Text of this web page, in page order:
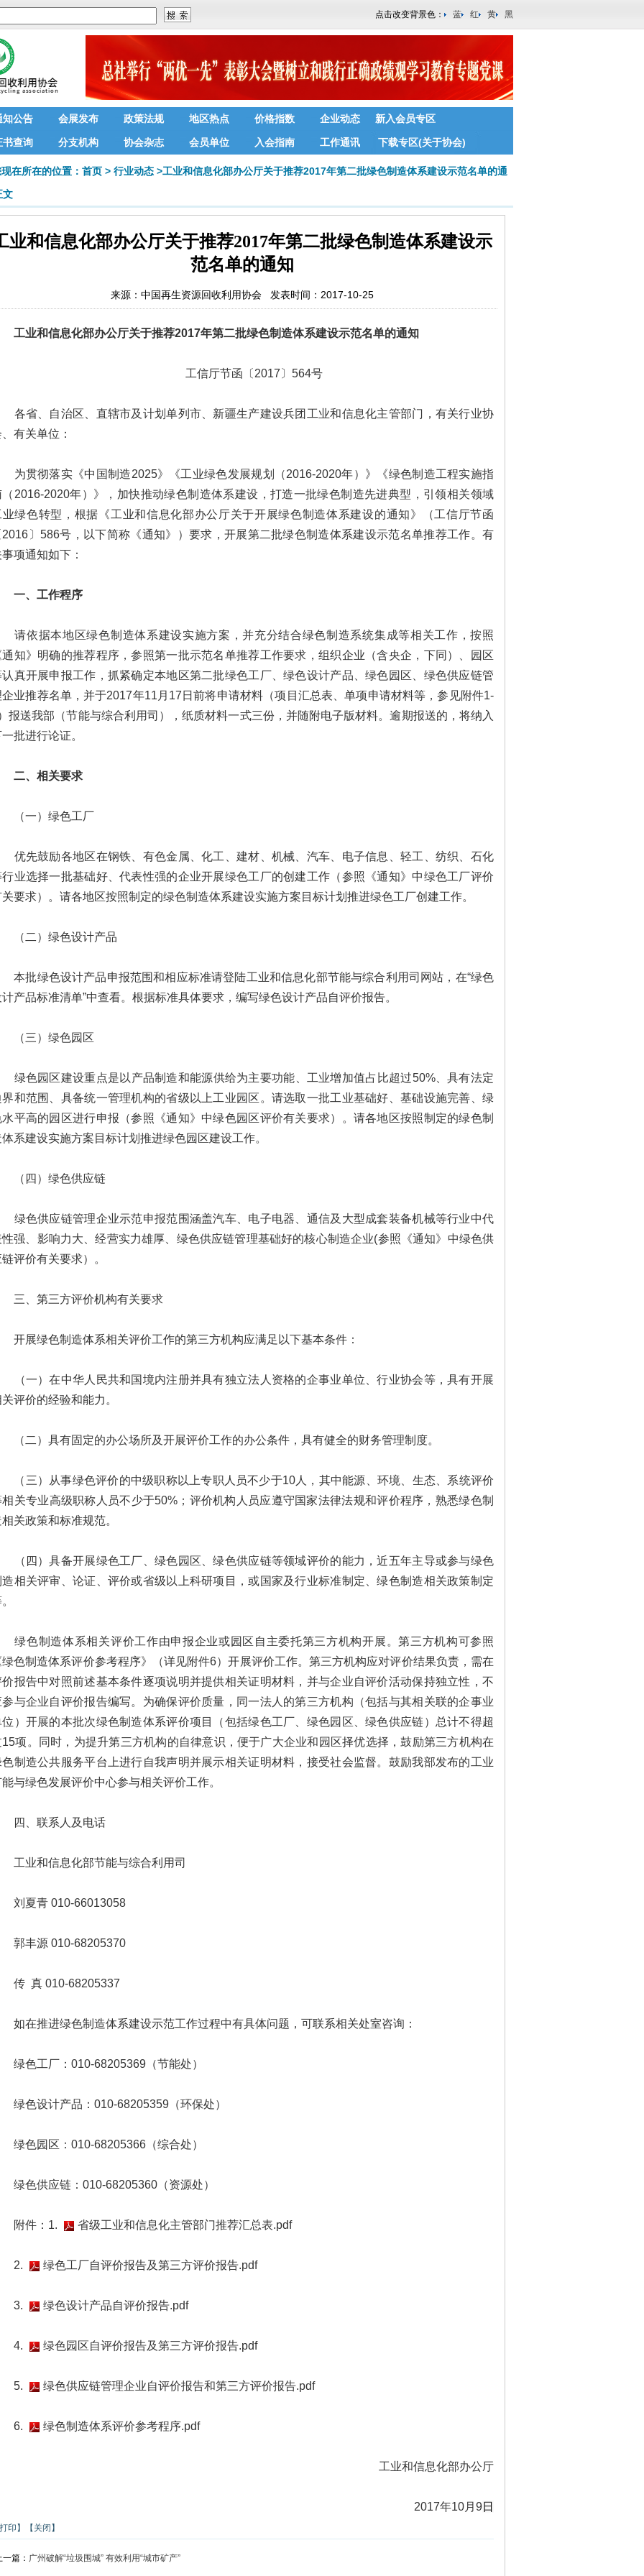
点击改变背景色： 蓝 红 黄 黑
知公告 会展发布 政策法规 地区热点 价格指数 企业动态 新入会员专区
书查询 分支机构 协会杂志 会员单位 入会指南 工作通讯 下载专区(关于协会)
在所在的位置： 首页 > 行业动态 >工业和信息化部办公厅关于推荐2017年第二批绿色制造体系建设示范名单的通
业和信息化部办公厅关于推荐2017年第二批绿色制造体系建设示
范名单的通知
来源： 中国再生资源回收利用协会 发表时间：2017-10-25
工业和信息化部办公厅关于推荐2017年第二批绿色制造体系建设示范名单的通知
工信厅节函〔2017〕564号
省、自治区、直辖市及计划单列市、新疆生产建设兵团工业和信息化主管部门，有关行业协
有关单位：
贯彻落实《中国制造2025》《工业绿色发展规划（2016-2020年）》《绿色制造工程实施指
（2016-2020年）》，加快推动绿色制造体系建设，打造一批绿色制造先进典型，引领相关领域
业绿色转型，根据《工业和信息化部办公厅关于开展绿色制造体系建设的通知》（工信厅节函
2016〕586号，以下简称《通知》）要求，开展第二批绿色制造体系建设示范名单推荐工作。有
项通知如下：
、工作程序
依据本地区绿色制造体系建设实施方案，并充分结合绿色制造系统集成等相关工作，按照
通知》明确的推荐程序，参照第一批示范名单推荐工作要求，组织企业（含央企，下同）、园区
认真开展申报工作，抓紧确定本地区第二批绿色工厂、绿色设计产品、绿色园区、绿色供应链管
企业推荐名单，并于2017年11月17日前将申请材料（项目汇总表、单项申请材料等，参见附件1-
报送我部（节能与综合利用司），纸质材料一式三份，并随附电子版材料。逾期报送的，将纳入
批进行论证。
、相关要求
一）绿色工厂
先鼓励各地区在钢铁、有色金属、化工、建材、机械、汽车、电子信息、轻工、纺织、石化
行业选择一批基础好、代表性强的企业开展绿色工厂的创建工作（参照《通知》中绿色工厂评价
关要求）。请各地区按照制定的绿色制造体系建设实施方案目标计划推进绿色工厂创建工作。
二）绿色设计产品
批绿色设计产品申报范围和相应标准请登陆工业和信息化部节能与综合利用司网站，在“绿色
产品标准清单”中查看。根据标准具体要求，编写绿色设计产品自评价报告。
三）绿色园区
色园区建设重点是以产品制造和能源供给为主要功能、工业增加值占比超过50%、具有法定
界和范围、具备统一管理机构的省级以上工业园区。请选取一批工业基础好、基础设施完善、绿
水平高的园区进行申报（参照《通知》中绿色园区评价有关要求）。请各地区按照制定的绿色制
系建设实施方案目标计划推进绿色园区建设工作。
四）绿色供应链
色供应链管理企业示范申报范围涵盖汽车、电子电器、通信及大型成套装备机械等行业中代
性强、影响力大、经营实力雄厚、绿色供应链管理基础好的核心制造企业(参照《通知》中绿色供
评价有关要求）。
、第三方评价机构有关要求
展绿色制造体系相关评价工作的第三方机构应满足以下基本条件：
一）在中华人民共和国境内注册并具有独立法人资格的企事业单位、行业协会等，具有开展
评价的经验和能力。
二）具有固定的办公场所及开展评价工作的办公条件，具有健全的财务管理制度。
三）从事绿色评价的中级职称以上专职人员不少于10人，其中能源、环境、生态、系统评价
相关专业高级职称人员不少于50%；评价机构人员应遵守国家法律法规和评价程序，熟悉绿色制
关政策和标准规范。
四）具备开展绿色工厂、绿色园区、绿色供应链等领域评价的能力，近五年主导或参与绿色
造相关评审、论证、评价或省级以上科研项目，或国家及行业标准制定、绿色制造相关政策制定
色制造体系相关评价工作由申报企业或园区自主委托第三方机构开展。第三方机构可参照
绿色制造体系评价参考程序》（详见附件6）开展评价工作。第三方机构应对评价结果负责，需在
价报告中对照前述基本条件逐项说明并提供相关证明材料，并与企业自评价活动保持独立性，不
参与企业自评价报告编写。为确保评价质量，同一法人的第三方机构（包括与其相关联的企事业
位）开展的本批次绿色制造体系评价项目（包括绿色工厂、绿色园区、绿色供应链）总计不得超
15项。同时，为提升第三方机构的自律意识，便于广大企业和园区择优选择，鼓励第三方机构在
色制造公共服务平台上进行自我声明并展示相关证明材料，接受社会监督。鼓励我部发布的工业
与绿色发展评价中心参与相关评价工作。
、联系人及电话
业和信息化部节能与综合利用司
夏青 010-66013058
丰源 010-68205370
真 010-68205337
在推进绿色制造体系建设示范工作过程中有具体问题，可联系相关处室咨询：
色工厂：010-68205369（节能处）
色设计产品：010-68205359（环保处）
色园区：010-68205366（综合处）
色供应链：010-68205360（资源处）
件：1. 省级工业和信息化主管部门推荐汇总表.pdf
绿色工厂自评价报告及第三方评价报告.pdf
绿色设计产品自评价报告.pdf
绿色园区自评价报告及第三方评价报告.pdf
绿色供应链管理企业自评价报告和第三方评价报告.pdf
绿色制造体系评价参考程序.pdf
工业和信息化部办公厅
2017年10月9日
印】 【关闭】
一篇： 广州破解“垃圾围城” 有效利用“城市矿产”